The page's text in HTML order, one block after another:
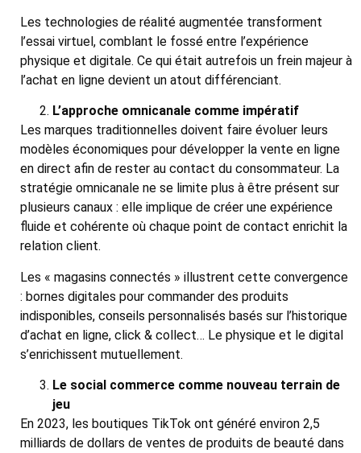
Les technologies de réalité augmentée transforment
l’essai virtuel, comblant le fossé entre l’expérience
physique et digitale. Ce qui était autrefois un frein majeur à
l’achat en ligne devient un atout différenciant.
L’approche omnicanale comme impératif
Les marques traditionnelles doivent faire évoluer leurs
modèles économiques pour développer la vente en ligne
en direct afin de rester au contact du consommateur. La
stratégie omnicanale ne se limite plus à être présent sur
plusieurs canaux : elle implique de créer une expérience
fluide et cohérente où chaque point de contact enrichit la
relation client.
Les « magasins connectés » illustrent cette convergence
: bornes digitales pour commander des produits
indisponibles, conseils personnalisés basés sur l’historique
d’achat en ligne, click & collect… Le physique et le digital
s’enrichissent mutuellement.
Le social commerce comme nouveau terrain de
jeu
En 2023, les boutiques TikTok ont généré environ 2,5
milliards de dollars de ventes de produits de beauté dans